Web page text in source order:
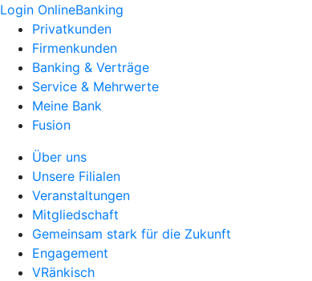
Login OnlineBanking
Privatkunden
Firmenkunden
Banking & Verträge
Service & Mehrwerte
Meine Bank
Fusion
Über uns
Unsere Filialen
Veranstaltungen
Mitgliedschaft
Gemeinsam stark für die Zukunft
Engagement
VRänkisch